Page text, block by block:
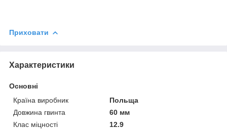
Приховати
Характеристики
Основні
Країна виробник
Польща
Довжина гвинта
60 мм
Клас міцності
12.9